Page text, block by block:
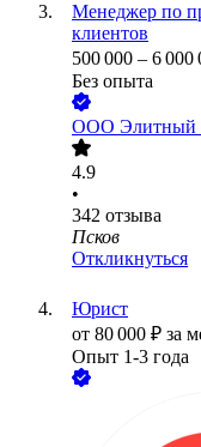
Менеджер по
клиентов
500 000 – 6 000
Без опыта
ООО Элитный
4.9
•
342 отзыва
Псков
Откликнуться
Юрист
от 80 000 ₽ за
Опыт 1-3 года